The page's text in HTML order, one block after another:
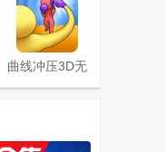
Cloner 3D)
曲线冲压3D无
限金币